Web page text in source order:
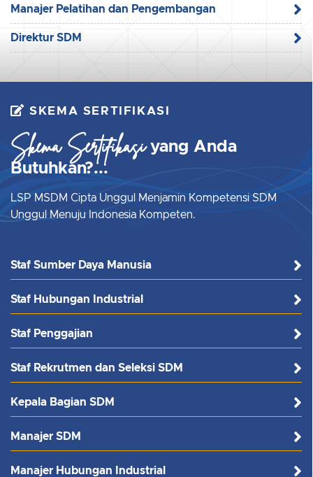
Manajer Pelatihan dan Pengembangan
Direktur SDM
SKEMA SERTIFIKASI
Skema Sertifikasiyang Anda
Butuhkan?...
LSP MSDM Cipta Unggul Menjamin Kompetensi SDM
Unggul Menuju Indonesia Kompeten.
Staf Sumber Daya Manusia
Staf Hubungan Industrial
Staf Penggajian
Staf Rekrutmen dan Seleksi SDM
Kepala Bagian SDM
Manajer SDM
Manajer Hubungan Industrial